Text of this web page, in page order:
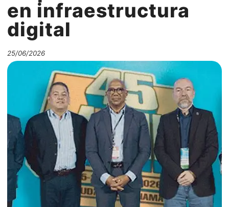
en infraestructura
digital
25/06/2026